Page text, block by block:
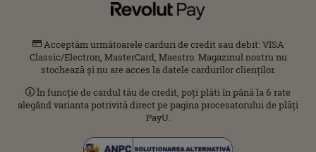
Acceptăm următoarele carduri de credit sau debit: VISA
Classic/Electron, MasterCard, Maestro. Magazinul nostru nu
stochează și nu are acces la datele cardurilor clienților.
În funcție de cardul tău de credit, poți plăti în până la 6 rate
alegând varianta potrivită direct pe pagina procesatorului de plăți
PayU.